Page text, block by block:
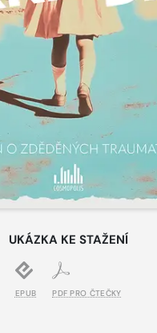
UKÁZKA KE STAŽENÍ
EPUB PDF PRO ČTEČKY